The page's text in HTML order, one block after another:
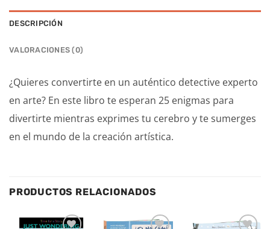
DESCRIPCIÓN
VALORACIONES (0)
¿Quieres convertirte en un auténtico detective experto
en arte? En este libro te esperan 25 enigmas para
divertirte mientras exprimes tu cerebro y te sumerges
en el mundo de la creación artística.
PRODUCTOS RELACIONADOS